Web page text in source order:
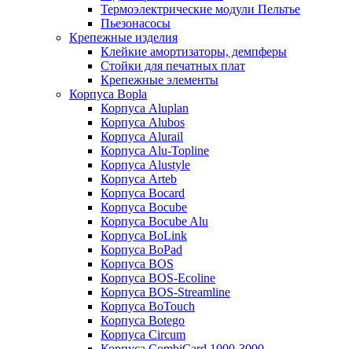
Термоэлектрические модули Пельтье
Пьезонасосы
Крепежные изделия
Клейкие амортизаторы, демпферы
Стойки для печатных плат
Крепежные элементы
Корпуса Bopla
Корпуса Aluplan
Корпуса Alubos
Корпуса Alurail
Корпуса Alu-Topline
Корпуса Alustyle
Корпуса Arteb
Корпуса Bocard
Корпуса Bocube
Корпуса Bocube Alu
Корпуса BoLink
Корпуса BoPad
Корпуса BOS
Корпуса BOS-Ecoline
Корпуса BOS-Streamline
Корпуса BoTouch
Корпуса Botego
Корпуса Circum